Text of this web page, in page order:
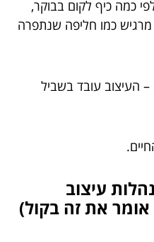
כמה כיף לקום בבוקר,
כמו חליפה שנתפרה
העיצוב עובד בשביל
עיצוב
את זה בקול)